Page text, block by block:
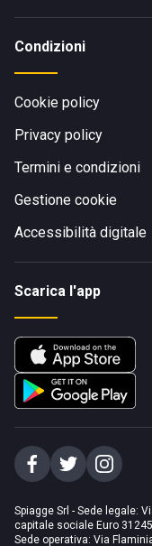
Condizioni
Cookie policy
Privacy policy
Termini e condizioni
Gestione cookie
Accessibilità digitale
Scarica l'app
Spiagge Srl - Sede legale:
capitale sociale Euro
Sede operativa: Via